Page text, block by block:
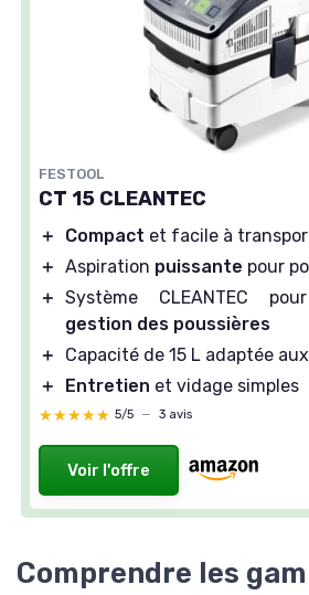
FESTOOL
CT 15 CLEANTEC
＋ Compact et facile à
＋ Aspiration puissante pour
＋ Système CLEANTEC
gestion des poussières
＋
Capacité de 15 L adaptée
＋
Entretien et vidage simples
★★★★★
★★★★★ 5/5 — 3 avis
Voir l'offre
Comprendre les